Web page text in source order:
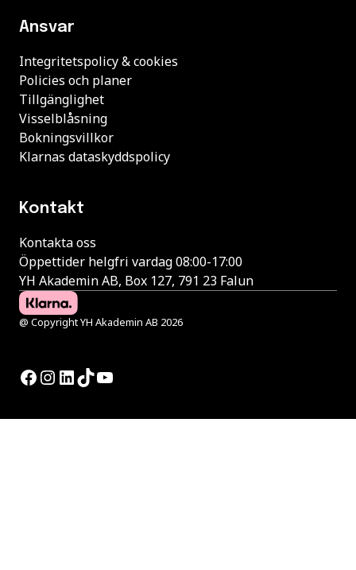
Ansvar
Integritetspolicy & cookies
Policies och planer
Tillgänglighet
Visselblåsning
Bokningsvillkor
Klarnas dataskyddspolicy
Kontakt
Kontakta oss
Öppettider helgfri vardag 08:00-17:00
YH Akademin AB, Box 127, 791 23 Falun
@ Copyright YH Akademin AB 2026
Facebook
Instagram
LinkedIn
TikTok
YouTube